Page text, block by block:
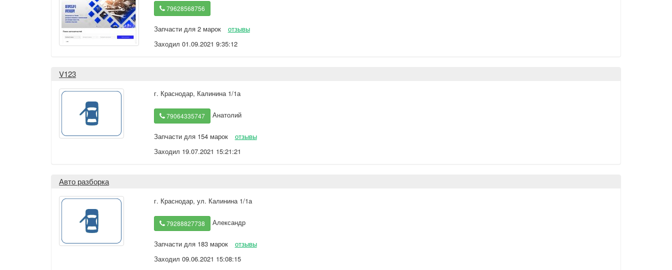
79628568756
Запчасти для 2 марок
отзывы
Заходил 01.09.2021 9:35:12
V123
г. Краснодар, Калинина 1/1а
79064335747 Анатолий
Запчасти для 154 марок
отзывы
Заходил 19.07.2021 15:21:21
Авто разборка
г. Краснодар, ул. Калинина 1/1а
79288827738 Александр
Запчасти для 183 марок
отзывы
Заходил 09.06.2021 15:08:15